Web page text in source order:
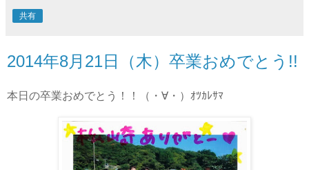
共有
2014年8月21日（木）卒業おめでとう!!
本日の卒業おめでとう！！（・∀・）ｵﾂｶﾚｻﾏ